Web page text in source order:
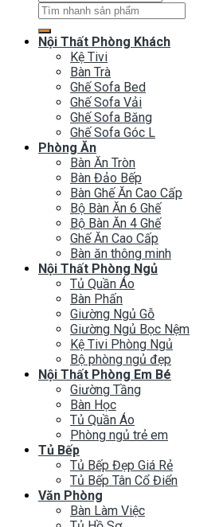
Tìm
kiếm:
Nội Thất Phòng Khách
Kệ Tivi
Bàn Trà
Ghế Sofa Bed
Ghế Sofa Vải
Ghế Sofa Băng
Ghế Sofa Góc L
Phòng Ăn
Bàn Ăn Tròn
Bàn Đảo Bếp
Bàn Ghế Ăn Cao Cấp
Bộ Bàn Ăn 6 Ghế
Bộ Bàn Ăn 4 Ghế
Ghế Ăn Cao Cấp
Bàn ăn thông minh
Nội Thất Phòng Ngủ
Tủ Quần Áo
Bàn Phấn
Giường Ngủ Gỗ
Giường Ngủ Bọc Nệm
Kệ Tivi Phòng Ngủ
Bộ phòng ngủ đẹp
Nội Thất Phòng Em Bé
Giường Tầng
Bàn Học
Tủ Quần Áo
Phòng ngủ trẻ em
Tủ Bếp
Tủ Bếp Đẹp Giá Rẻ
Tủ Bếp Tân Cổ Điển
Văn Phòng
Bàn Làm Việc